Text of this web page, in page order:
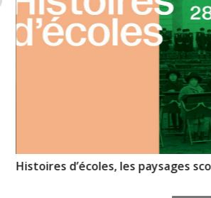
Histoires d’écoles, les paysages